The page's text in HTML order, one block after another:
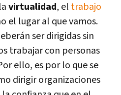
virtualidad, el trabajo
el lugar al que vamos.
ser dirigidas sin
trabajar con personas
ello, es por lo que se
dirigir organizaciones